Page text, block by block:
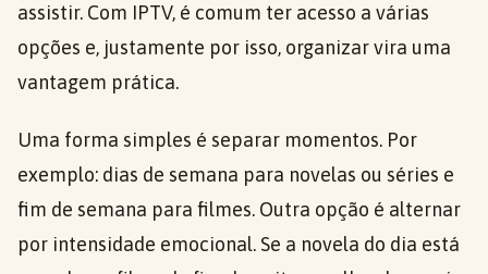
assistir. Com IPTV, é comum ter acesso a várias
opções e, justamente por isso, organizar vira uma
vantagem prática.
Uma forma simples é separar momentos. Por
exemplo: dias de semana para novelas ou séries e
fim de semana para filmes. Outra opção é alternar
por intensidade emocional. Se a novela do dia está